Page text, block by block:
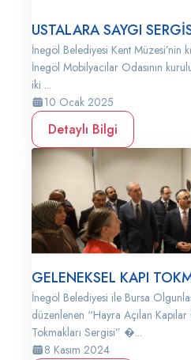
USTALARA SAYGI
İnegöl Belediyesi Kent Müzesi’nin
İnegöl Mobilyacılar Odasının
iki ...
10 Ocak 2025
Detaylı Bilgi
GELENEKSEL KAPI
İnegöl Belediyesi ile Bursa
düzenlenen “Hayra Açılan Kapılar
Tokmakları Sergisi” �...
8 Kasım 2024